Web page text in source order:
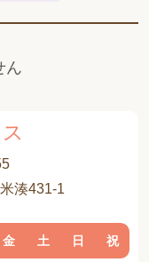
ん
湊431-1
金 土 日 祝